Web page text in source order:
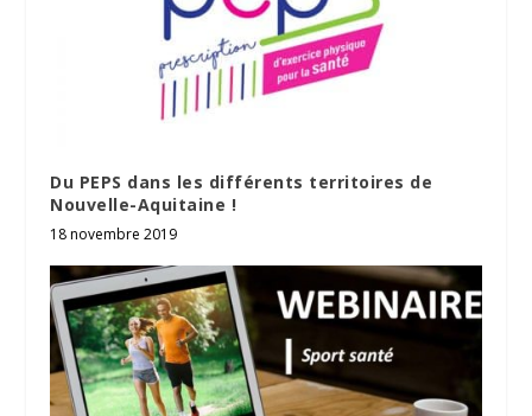
Du PEPS dans les différents territoires de
Nouvelle-Aquitaine !
18 novembre 2019